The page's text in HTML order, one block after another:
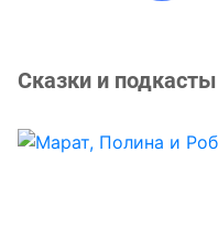
Сказки и подкасты